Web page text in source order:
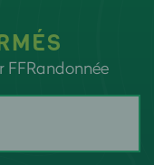
FFRandonnée